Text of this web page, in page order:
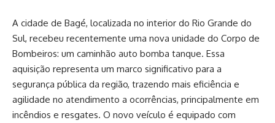
A cidade de Bagé, localizada no interior do Rio Grande do
Sul, recebeu recentemente uma nova unidade do Corpo de
Bombeiros: um caminhão auto bomba tanque. Essa
aquisição representa um marco significativo para a
segurança pública da região, trazendo mais eficiência e
agilidade no atendimento a ocorrências, principalmente em
incêndios e resgates. O novo veículo é equipado com